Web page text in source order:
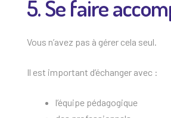
5. Se faire
Vous n’avez pas à gérer cela seul.
Il est important d’échanger avec :
l’équipe pédagogique